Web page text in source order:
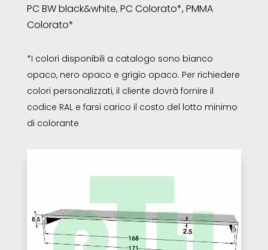
PC BW black&white, PC Colorato*, PMMA
Colorato*
*I colori disponibili a catalogo sono bianco
opaco, nero opaco e grigio opaco. Per richiedere
colori personalizzati, il cliente dovrà fornire il
codice RAL e farsi carico il costo del lotto minimo
di colorante